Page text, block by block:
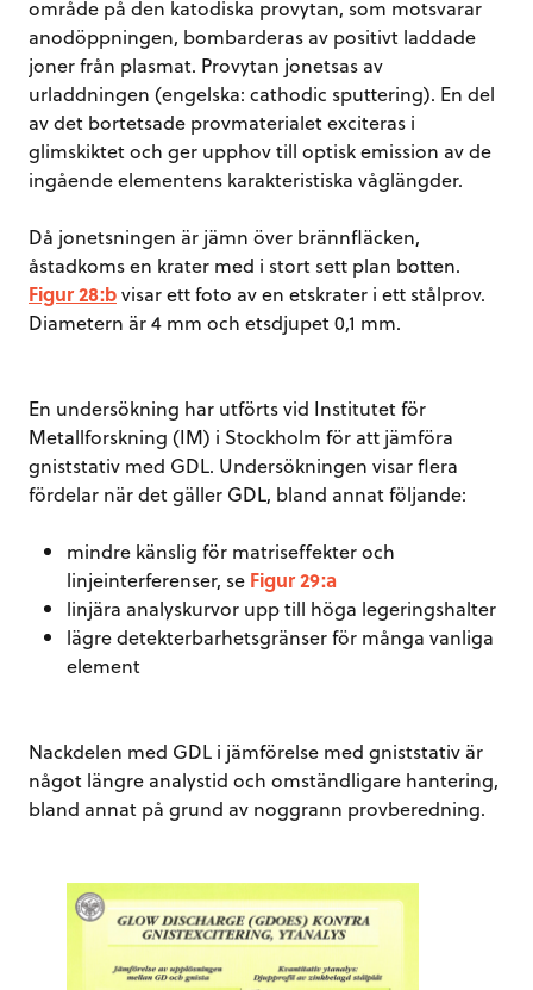
område på den katodiska provytan, som motsvarar
anodöppningen, bombarderas av positivt laddade
joner från plasmat. Provytan jonetsas av
urladdningen (engelska: cathodic sputtering). En del
av det bortetsade provmaterialet exciteras i
glimskiktet och ger upphov till optisk emission av de
ingående elementens karakteristiska våglängder.
Då jonetsningen är jämn över brännfläcken,
åstadkoms en krater med i stort sett plan botten.
Figur 28:bvisar ett foto av en etskrater i ett stålprov.
Diametern är 4 mm och etsdjupet 0,1 mm.
En undersökning har utförts vid Institutet för
Metallforskning (IM) i Stockholm för att jämföra
gniststativ med GDL. Undersökningen visar flera
fördelar när det gäller GDL, bland annat följande:
mindre känslig för matriseffekter och
linjeinterferenser, se Figur 29:a
linjära analyskurvor upp till höga legeringshalter
lägre detekterbarhetsgränser för många vanliga
element
Nackdelen med GDL i jämförelse med gniststativ är
något längre analystid och omständligare hantering,
bland annat på grund av noggrann provberedning.